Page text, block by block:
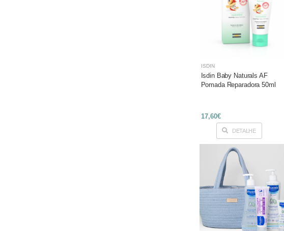
ISDIN
Isdin Baby Naturals AF
Pomada Reparadora 50ml
17,60€
DETALHE